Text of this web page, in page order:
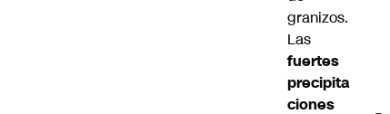
granizos.
Las
fuertes
precipita
ciones